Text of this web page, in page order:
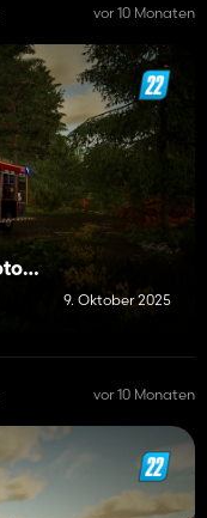
vor 10 Monaten
MAN TGM 18.320 GBA 3/29 MotoTruck 507[D]61OSP Łazy
9. Oktober 2025
vor 10 Monaten